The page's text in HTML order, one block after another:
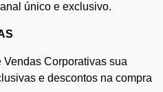
único e exclusivo.
Corporativas sua
e descontos na compra